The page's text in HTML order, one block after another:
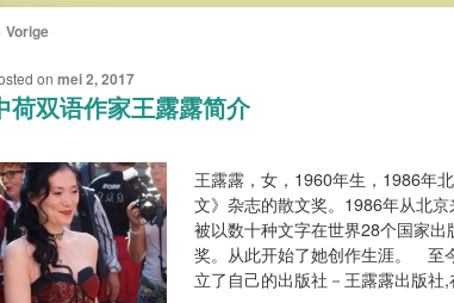
Vorige
荷双语作家王露露简介
on mei 2, 2017
王露露，女，1960年生，1986年
文》杂志的散文奖。1986年从北
被以数十种文字在世界28个国家出
奖。从此开始了她创作生涯。 至
立了自己的出版社－王露露出版社